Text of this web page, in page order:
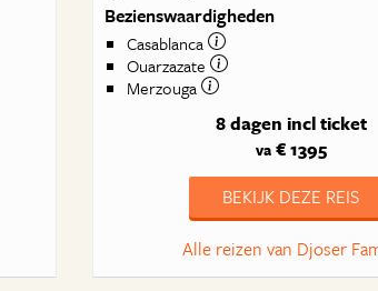
Bezienswaardigheden
Casablanca
Ouarzazate
Merzouga
8 dagen incl ticket
va€ 1395
BEKIJK DEZE REIS
Alle reizen van Djoser